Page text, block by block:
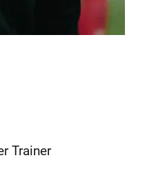
Trainer